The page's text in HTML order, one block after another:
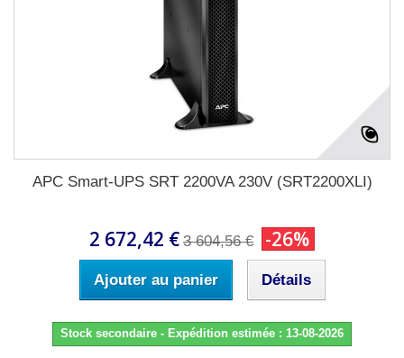
APC Smart-UPS SRT 2200VA 230V (SRT2200XLI)
2 672,42 € 3 604,56 € -26%
Ajouter au panier Détails
Stock secondaire - Expédition estimée : 13-08-2026